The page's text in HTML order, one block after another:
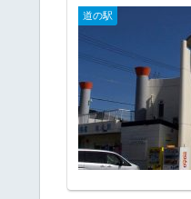
道の駅